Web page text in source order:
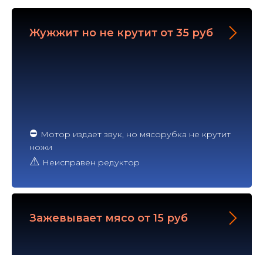
Жужжит но не крутит от 35 руб
⛔ Мотор издает звук, но мясорубка не крутит
ножи
⚠ Неисправен редуктор
Зажевывает мясо от 15 руб